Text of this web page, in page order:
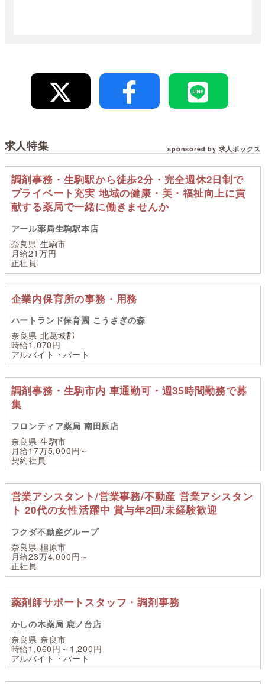
求人特集 sponsored by 求人ボックス
調剤事務・生駒駅から徒歩2分・完全週休2日制で
プライベート充実 地域の健康・美・福祉向上に貢
献する薬局で一緒に働きませんか
アール薬局生駒駅本店
奈良県 生駒市
月給21万円
正社員
企業内保育所の事務・用務
ハートランド保育園 こうさぎの森
奈良県 北葛城郡
時給1,070円
アルバイト・パート
調剤事務・生駒市内 車通勤可・週35時間勤務で募
集
フロンティア薬局 南田原店
奈良県 生駒市
月給17万5,000円～
契約社員
営業アシスタント/営業事務/不動産 営業アシスタン
ト 20代の女性活躍中 賞与年2回/未経験歓迎
フクダ不動産グループ
奈良県 橿原市
月給23万4,000円～
正社員
薬剤師サポートスタッフ・調剤事務
かしの木薬局 鹿ノ台店
奈良県 奈良市
時給1,060円～1,200円
アルバイト・パート